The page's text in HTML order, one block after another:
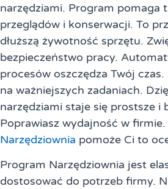
narzędziami. Program pomaga
przeglądów i konserwacji. To
dłuższą żywotność sprzętu.
bezpieczeństwo pracy.
procesów oszczędza Twój
na ważniejszych zadaniach.
narzędziami staje się prostsze i
Poprawiasz wydajność w firmie.
Narzędziownia pomoże Ci to
Program Narzędziownia jest
dostosować do potrzeb firmy.